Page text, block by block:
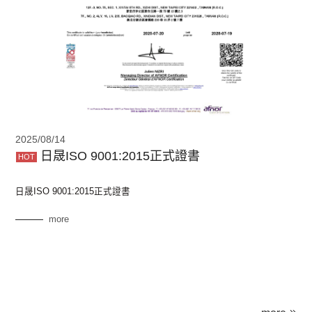
2025/08/14
日晟ISO 9001:2015正式證書
日晟ISO 9001:2015正式證書
more